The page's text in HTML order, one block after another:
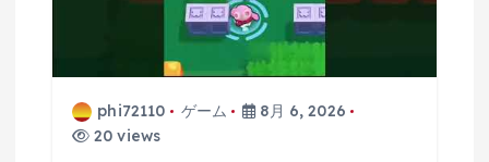
phi72110 ゲーム
8月 6, 2026
20 views